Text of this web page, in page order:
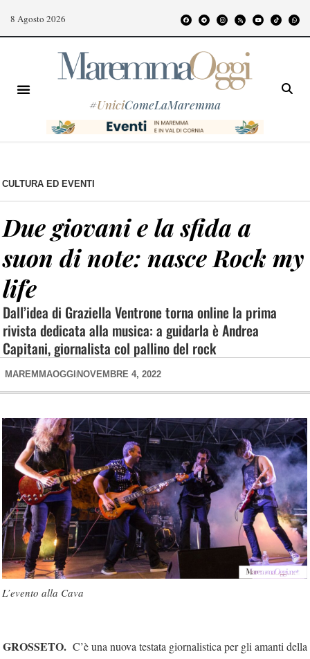
8 Agosto 2026
#UniciComeLaMaremma
CULTURA ED EVENTI
Due giovani e la sfida a
suon di note: nasce Rock my
life
Dall’idea di Graziella Ventrone torna online la prima
rivista dedicata alla musica: a guidarla è Andrea
Capitani, giornalista col pallino del rock
MAREMMAOGGI NOVEMBRE 4, 2022
L’evento alla Cava
GROSSETO. C’è una nuova testata giornalistica per gli amanti della